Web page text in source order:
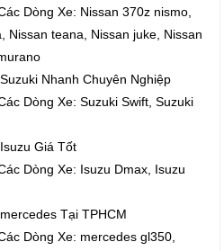
Dòng Xe: Nissan 370z nismo,
Nissan teana, Nissan juke, Nissan
Nhanh Chuyên Nghiệp
Dòng Xe: Suzuki Swift, Suzuki
Giá Tốt
Dòng Xe: Isuzu Dmax, Isuzu
Tại TPHCM
Dòng Xe: mercedes gl350,